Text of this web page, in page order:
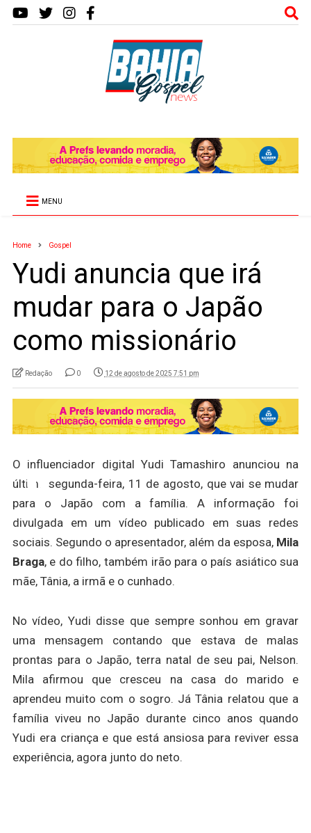
MENU
Home Gospel
Yudi anuncia que irá
mudar para o Japão
como missionário
Redação 0 12 de agosto de 2025 7:51 pm
O influenciador digital Yudi Tamashiro anunciou na
última segunda-feira, 11 de agosto, que vai se mudar
para o Japão com a família. A informação foi
divulgada em um vídeo publicado em suas redes
sociais. Segundo o apresentador, além da esposa, Mila
Braga, e do filho, também irão para o país asiático sua
mãe, Tânia, a irmã e o cunhado.
No vídeo, Yudi disse que sempre sonhou em gravar
uma mensagem contando que estava de malas
prontas para o Japão, terra natal de seu pai, Nelson.
Mila afirmou que cresceu na casa do marido e
aprendeu muito com o sogro. Já Tânia relatou que a
família viveu no Japão durante cinco anos quando
Yudi era criança e que está ansiosa para reviver essa
experiência, agora junto do neto.